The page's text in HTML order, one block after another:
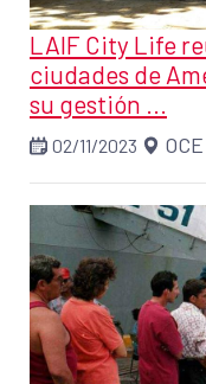
LAIF City Life
ciudades de
su gestión ...
02/11/2023